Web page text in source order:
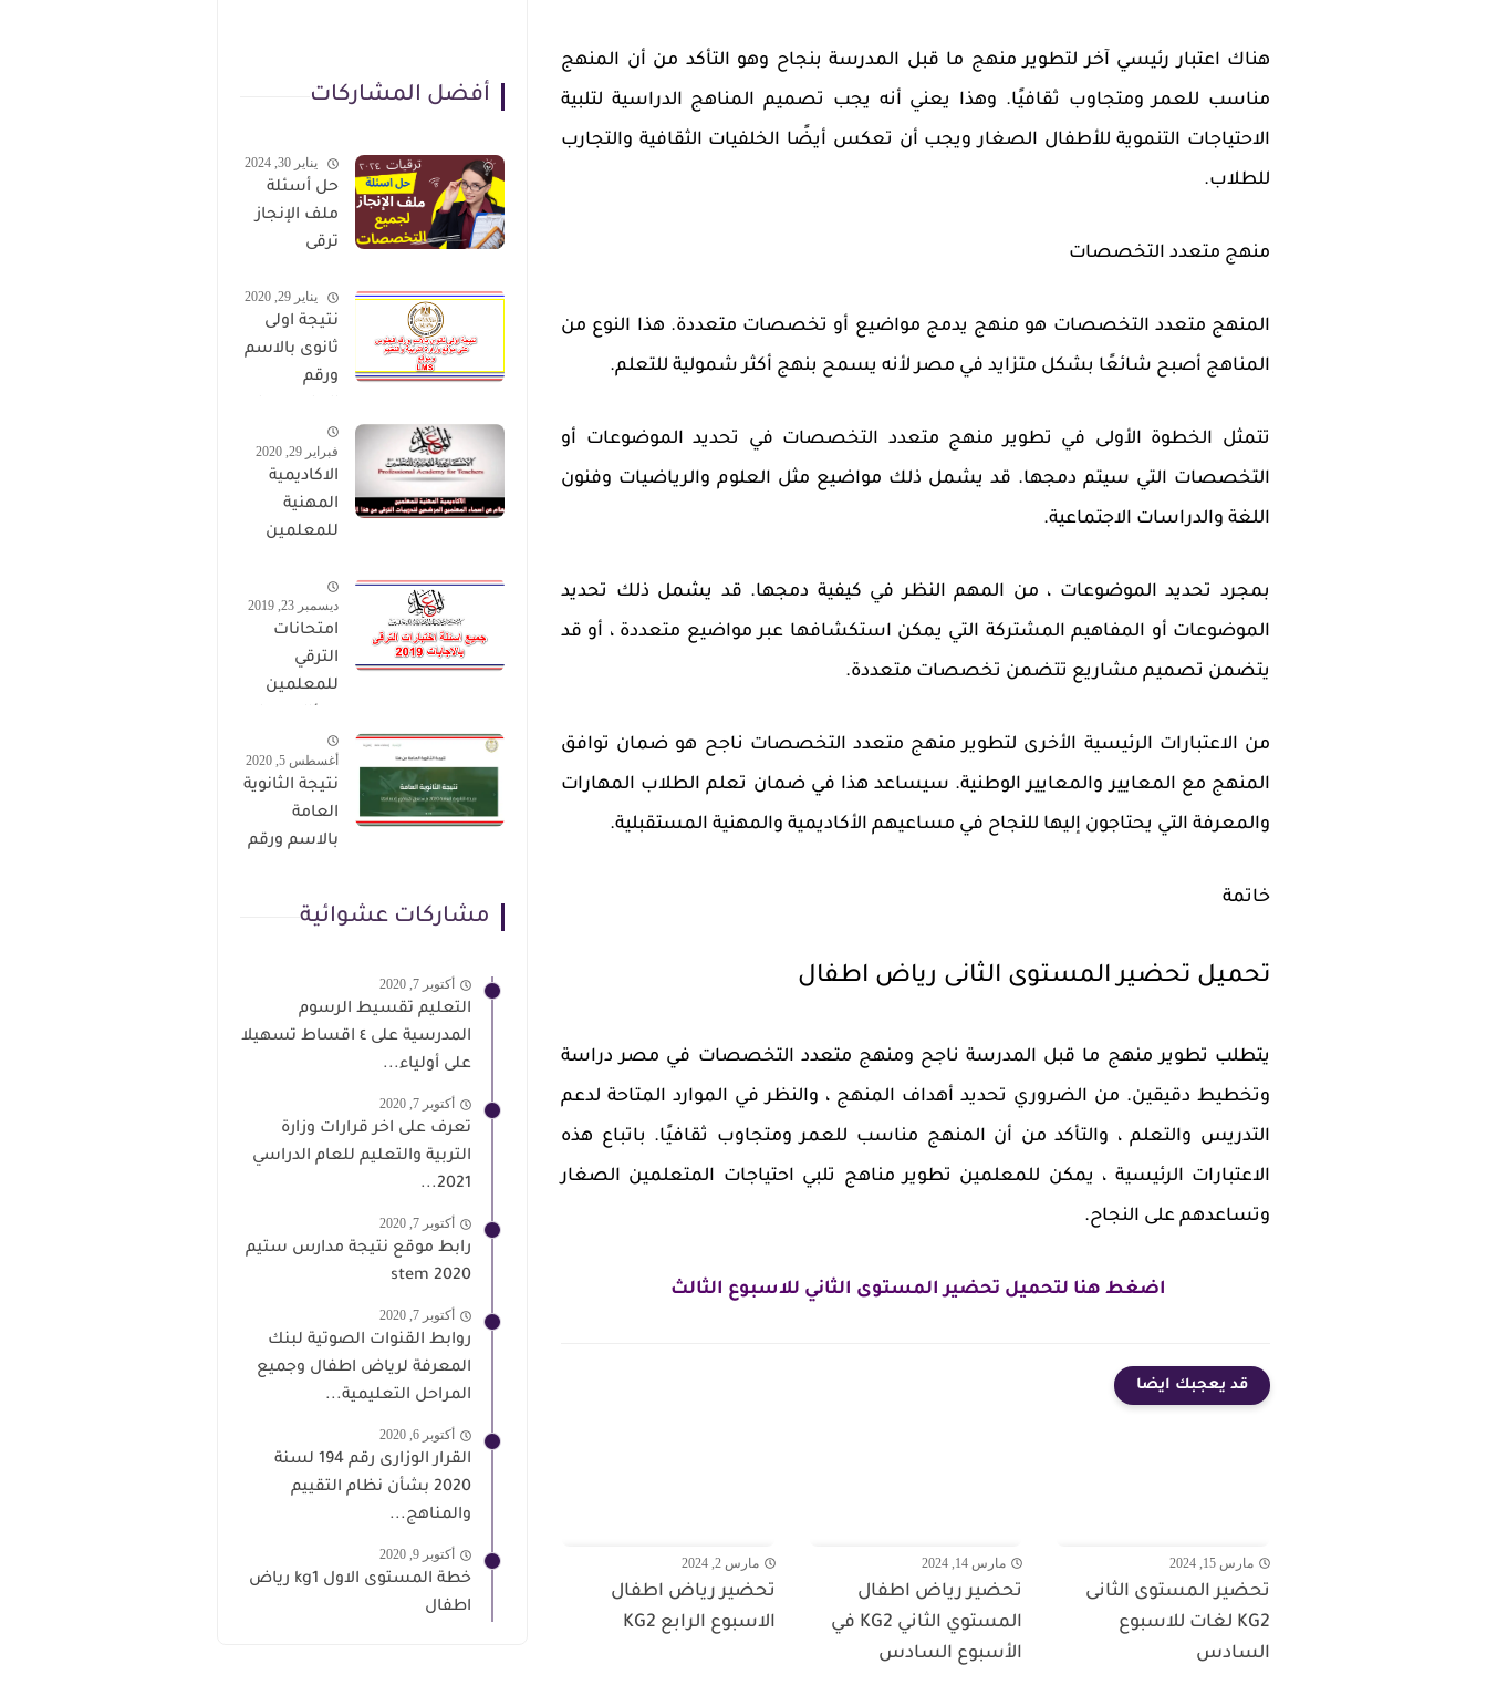
هناك اعتبار رئيسي آخر لتطوير منهج ما قبل المدرسة بنجاح وهو التأكد من أن المنهج
مناسب للعمر ومتجاوب ثقافيًا. وهذا يعني أنه يجب تصميم المناهج الدراسية لتلبية
الاحتياجات التنموية للأطفال الصغار ويجب أن تعكس أيضًا الخلفيات الثقافية والتجارب
للطلاب.
منهج متعدد التخصصات
المنهج متعدد التخصصات هو منهج يدمج مواضيع أو تخصصات متعددة. هذا النوع من
المناهج أصبح شائعًا بشكل متزايد في مصر لأنه يسمح بنهج أكثر شمولية للتعلم.
تتمثل الخطوة الأولى في تطوير منهج متعدد التخصصات في تحديد الموضوعات أو
التخصصات التي سيتم دمجها. قد يشمل ذلك مواضيع مثل العلوم والرياضيات وفنون
اللغة والدراسات الاجتماعية.
بمجرد تحديد الموضوعات ، من المهم النظر في كيفية دمجها. قد يشمل ذلك تحديد
الموضوعات أو المفاهيم المشتركة التي يمكن استكشافها عبر مواضيع متعددة ، أو قد
يتضمن تصميم مشاريع تتضمن تخصصات متعددة.
من الاعتبارات الرئيسية الأخرى لتطوير منهج متعدد التخصصات ناجح هو ضمان توافق
المنهج مع المعايير والمعايير الوطنية. سيساعد هذا في ضمان تعلم الطلاب المهارات
والمعرفة التي يحتاجون إليها للنجاح في مساعيهم الأكاديمية والمهنية المستقبلية.
خاتمة
تحميل تحضير المستوى الثانى رياض اطفال
يتطلب تطوير منهج ما قبل المدرسة ناجح ومنهج متعدد التخصصات في مصر دراسة
وتخطيط دقيقين. من الضروري تحديد أهداف المنهج ، والنظر في الموارد المتاحة لدعم
التدريس والتعلم ، والتأكد من أن المنهج مناسب للعمر ومتجاوب ثقافيًا. باتباع هذه
الاعتبارات الرئيسية ، يمكن للمعلمين تطوير مناهج تلبي احتياجات المتعلمين الصغار
وتساعدهم على النجاح.
اضغط هنا لتحميل تحضير المستوى الثاني للاسبوع الثالث
قد يعجبك ايضا
مارس 15, 2024
تحضير المستوى الثانى
KG2 لغات للاسبوع
السادس
مارس 14, 2024
تحضير رياض اطفال
المستوي الثاني KG2 في
الأسبوع السادس
مارس 2, 2024
تحضير رياض اطفال
الاسبوع الرابع KG2
أفضل المشاركات
يناير 30, 2024
حل أسئلة
ملف الإنجاز
ترقى
2024 صالح
لجميع
التخصصات
يناير 29, 2020
نتيجة اولى
ثانوى بالاسم
ورقم
موقع وزارة
التربية
والتعليم
وموقع LMS
فبراير 29, 2020
الاكاديمية
المهنية
للمعلمين
عن اسماء
المعلمين
لتدريبات
ديسمبر 23, 2019
امتحانات
الترقي
للمعلمين
حمل من هنا
أغسطس 5, 2020
نتيجة الثانوية
العامة
بالاسم ورقم
مشاركات عشوائية
أكتوبر 7, 2020
التعليم تقسيط الرسوم
المدرسية على ٤ اقساط تسهيلا
على أولياء...
أكتوبر 7, 2020
تعرف على اخر قرارات وزارة
التربية والتعليم للعام الدراسي
2021...
أكتوبر 7, 2020
رابط موقع نتيجة مدارس ستيم
stem 2020
أكتوبر 7, 2020
روابط القنوات الصوتية لبنك
المعرفة لرياض اطفال وجميع
المراحل التعليمية...
أكتوبر 6, 2020
القرار الوزارى رقم 194 لسنة
2020 بشأن نظام التقييم
والمناهج...
أكتوبر 9, 2020
خطة المستوى الاول kg1 رياض
اطفال